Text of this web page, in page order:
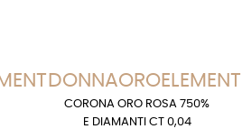
CORONA ORO ROSA 750%
E DIAMANTI CT 0,04